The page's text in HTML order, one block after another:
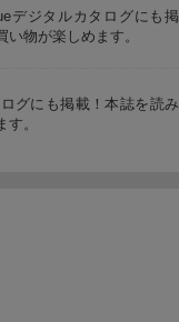
デジタルカタログにも掲
物が楽しめます。
グにも掲載！本誌を読み
。